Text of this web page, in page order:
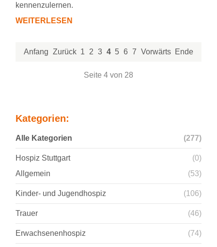
kennenzulernen.
WEITERLESEN
BESUCH
DER
Anfang Zurück 1 2 3 4 5 6 7 Vorwärts Ende
Seite 4 von 28
Kategorien:
Alle Kategorien (277)
Hospiz Stuttgart
(0)
Allgemein
(53)
Kinder- und Jugendhospiz (106)
Trauer (46)
Erwachsenenhospiz (74)